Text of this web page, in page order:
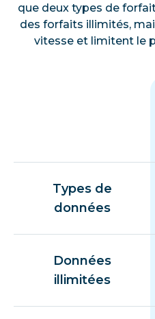
que deux types de
des forfaits illimités,
vitesse et limitent le
Types de
données
Données
illimitées